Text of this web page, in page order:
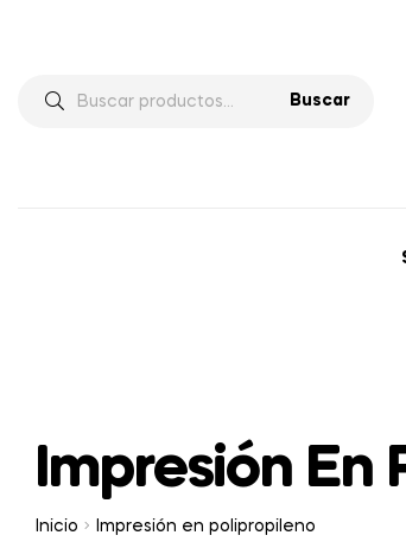
Buscar
Impresión En
Inicio Impresión en polipropileno